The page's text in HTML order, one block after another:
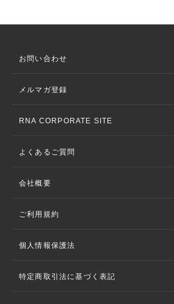
お問い合わせ
メルマガ登録
RNA CORPORATE SITE
よくあるご質問
会社概要
ご利用規約
個人情報保護法
特定商取引法に基づく表記